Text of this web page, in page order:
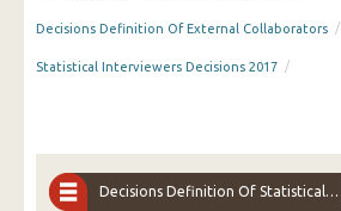
Decisions Definition Of External Collaborators /
Statistical Interviewers Decisions 2017 /
Decisions Definition Of Statistical Interviewers